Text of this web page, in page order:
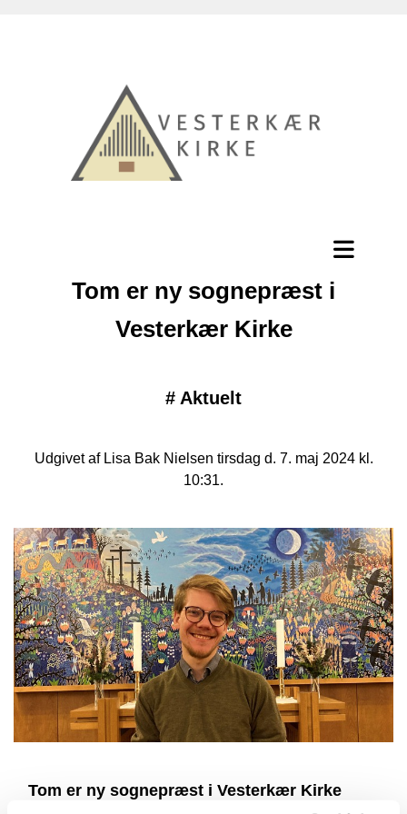
Tom er ny sognepræst i
Vesterkær Kirke
# Aktuelt
Udgivet af Lisa Bak Nielsen tirsdag d. 7. maj 2024 kl.
10:31.
Tom er ny sognepræst i Vesterkær Kirke